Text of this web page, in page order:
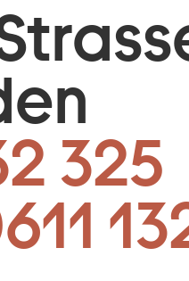
325